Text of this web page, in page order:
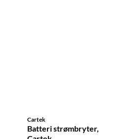
Cartek
Batteri strømbryter,